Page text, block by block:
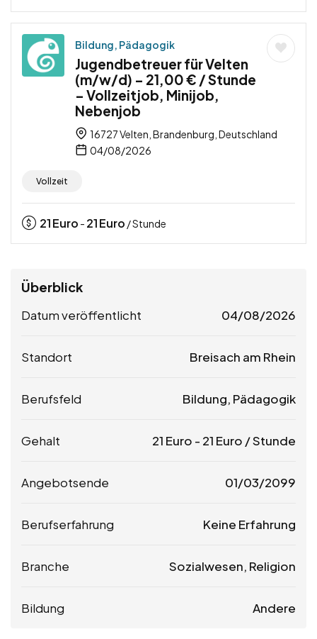
Bildung, Pädagogik
Jugendbetreuer für Velten
(m/w/d) – 21,00 € / Stunde
– Vollzeitjob, Minijob,
Nebenjob
16727 Velten, Brandenburg, Deutschland
04/08/2026
Vollzeit
21Euro - 21Euro / Stunde
Überblick
Datum veröffentlicht 04/08/2026
Standort Breisach am Rhein
Berufsfeld Bildung, Pädagogik
Gehalt 21 Euro - 21 Euro / Stunde
Angebotsende 01/03/2099
Berufserfahrung Keine Erfahrung
Branche Sozialwesen, Religion
Bildung Andere